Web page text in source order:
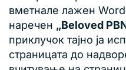
вметнале лажен
наречен „Beloved
приклучок тајно ја
страницата до